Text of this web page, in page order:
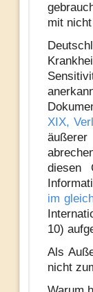
mit
XIX,
diesen
im
10)
Als
nicht